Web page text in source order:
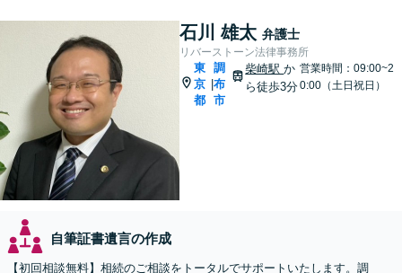
石川 雄太 弁護士
リバーストーン法律事務所
東
京
都
|
調
布
市
柴崎駅か
ら徒歩3分
営業時間：09:00~2
0:00（土日祝日）
自筆証書遺言の作成
【初回相談無料】相続のご相談をトータルでサポートいたします。調